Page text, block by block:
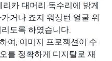
카 대머리 독수리에 밝게
거나 죠지 워싱턴 얼굴 위
도록 하였습니다.
여, 이미지 프로젝션이 수
를 정확하게 디지탈로 재